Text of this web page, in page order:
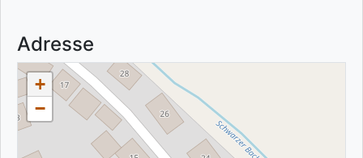
Adresse
+
−